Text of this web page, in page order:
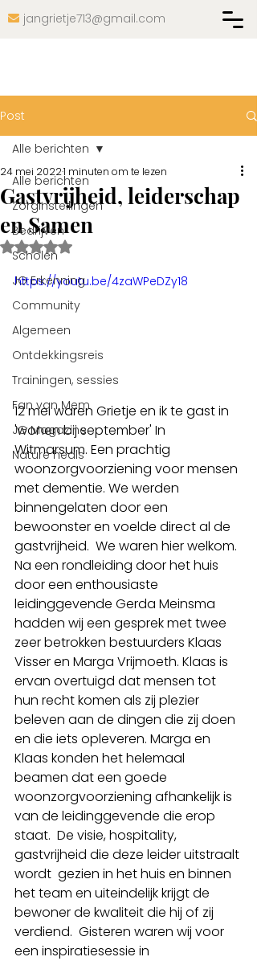
 jangrietje713@gmail.com
Post
Alle berichten
Zorginstellingen
Bedrijven
Scholen
JG Erkenning
Community
Algemeen
Ontdekkingsreis
Trainingen, sessies
Fan van Mem
JG Magazine
Nature heals
Alle berichten
Gastvrijheid, leiderschap
en Samen
24 mei 20221 minuten om te lezen
Beoordeeld met NaN uit 5 sterren.
https://youtu.be/4zaWPeDZy18
12 mei waren Grietje en ik te gast in
'wonen bij september' In
Witmarsum. Een prachtig
woonzorgvoorziening voor mensen
met dementie. We werden
binnengelaten door een
bewoonster en voelde direct al de
gastvrijheid.  We waren hier welkom.
Na een rondleiding door het huis
door een enthousiaste
leidinggevende Gerda Meinsma
hadden wij een gesprek met twee
zeer betrokken bestuurders Klaas
Visser en Marga Vrijmoeth. Klaas is
ervan overtuigd dat mensen tot
hun recht komen als zij plezier
beleven aan de dingen die zij doen
en die iets opleveren. Marga en
Klaas konden het helemaal
beamen dat een goede
woonzorgvoorziening afhankelijk is
van de leidinggevende die erop
staat.  De visie, hospitality,
gastvrijheid die deze leider uitstraalt
wordt  gezien in het huis en binnen
het team en uiteindelijk krijgt de
bewoner de kwaliteit die hij of zij
verdiend.  Gisteren waren wij voor
een inspiratiesessie in